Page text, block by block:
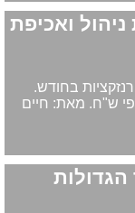
ואכיפת
בחודש.
ש"ח. מאת: חיים